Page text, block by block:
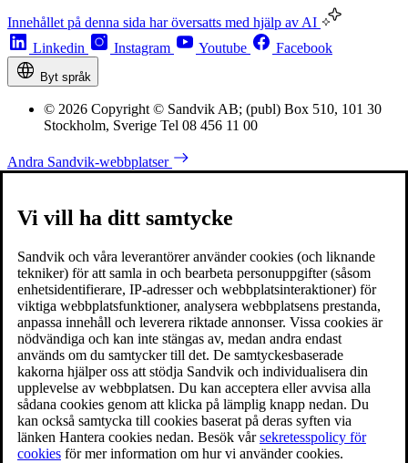
Innehållet på denna sida har översatts med hjälp av AI
Linkedin
Instagram Youtube Facebook
Byt språk
© 2026 Copyright © Sandvik AB; (publ) Box 510, 101 30
Stockholm, Sverige Tel 08 456 11 00
Andra Sandvik-webbplatser
Vi vill ha ditt samtycke
Sandvik och våra leverantörer använder cookies (och liknande
tekniker) för att samla in och bearbeta personuppgifter (såsom
enhetsidentifierare, IP-adresser och webbplatsinteraktioner) för
viktiga webbplatsfunktioner, analysera webbplatsens prestanda,
anpassa innehåll och leverera riktade annonser. Vissa cookies är
nödvändiga och kan inte stängas av, medan andra endast
används om du samtycker till det. De samtyckesbaserade
kakorna hjälper oss att stödja Sandvik och individualisera din
upplevelse av webbplatsen. Du kan acceptera eller avvisa alla
sådana cookies genom att klicka på lämplig knapp nedan. Du
kan också samtycka till cookies baserat på deras syften via
länken Hantera cookies nedan. Besök vårsekretesspolicy för
cookies för mer information om hur vi använder cookies.